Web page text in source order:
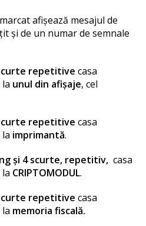
afișează mesajul de
și de un numar de semnale
repetitive casa
unul din afișaje, cel
repetitive casa
imprimantă.
și 4 scurte, repetitiv, casa
CRIPTOMODUL.
repetitive casa
memoria fiscală.